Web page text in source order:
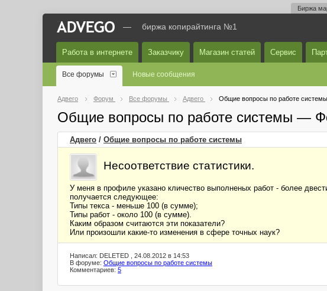
Биржа
— биржа копирайтинга №1
Работа в интернете Заказчику Магазин статей Сервис
Все форумы Новые сообщения
Адвего Форум Все форумы Адвего Общие вопросы по работе системы
Общие вопросы по работе системы —
Адвего / Общие вопросы по работе системы
Несоответствие статистики.
У меня в профиле указано кличество выполненых работ - более
получается следующее:
Типы текса - меньше 100 (в сумме);
Типы работ - около 100 (в сумме).
Каким образом считаются эти показатели?
Или произошли какие-то изменения в сфере точных наук?
Написал: DELETED , 24.08.2012 в 14:53
В форуме: Общие вопросы по работе системы
Комментариев: 5